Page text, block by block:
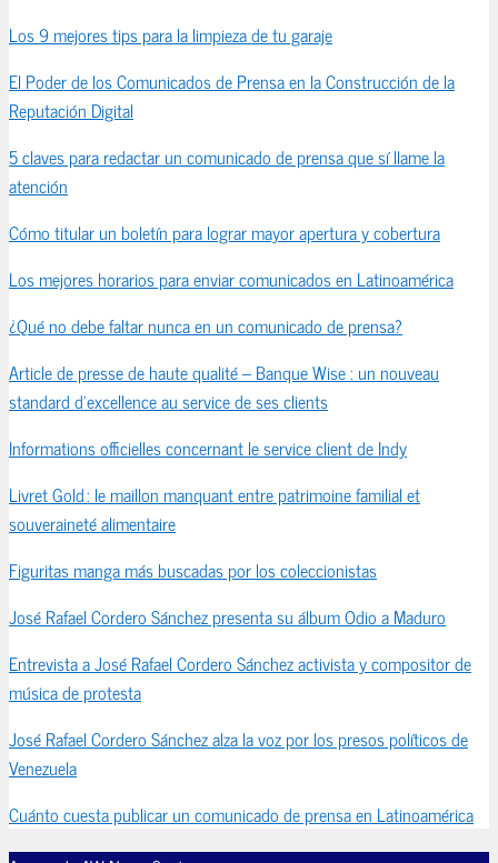
Los 9 mejores tips para la limpieza de tu garaje
El Poder de los Comunicados de Prensa en la Construcción de la
Reputación Digital
5 claves para redactar un comunicado de prensa que sí llame la
atención
Cómo titular un boletín para lograr mayor apertura y cobertura
Los mejores horarios para enviar comunicados en Latinoamérica
¿Qué no debe faltar nunca en un comunicado de prensa?
Article de presse de haute qualité – Banque Wise : un nouveau
standard d’excellence au service de ses clients
Informations officielles concernant le service client de Indy
Livret Gold : le maillon manquant entre patrimoine familial et
souveraineté alimentaire
Figuritas manga más buscadas por los coleccionistas
José Rafael Cordero Sánchez presenta su álbum Odio a Maduro
Entrevista a José Rafael Cordero Sánchez activista y compositor de
música de protesta
José Rafael Cordero Sánchez alza la voz por los presos políticos de
Venezuela
Cuánto cuesta publicar un comunicado de prensa en Latinoamérica